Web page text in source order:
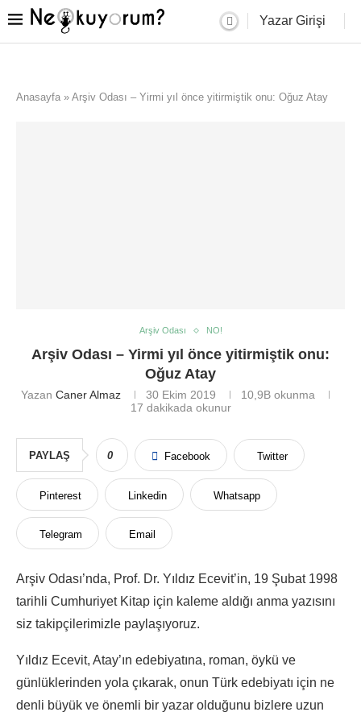
Yazar Girişi
Anasayfa » Arşiv Odası – Yirmi yıl önce yitirmiştik onu: Oğuz Atay
Arşiv Odası NO!
Arşiv Odası – Yirmi yıl önce yitirmiştik onu:
Oğuz Atay
Yazan Caner Almaz 30 Ekim 2019 10,9B okunma
17 dakikada okunur
PAYLAŞ 0 Facebook Twitter
Pinterest Linkedin Whatsapp
Telegram Email
Arşiv Odası’nda, Prof. Dr. Yıldız Ecevit’in, 19 Şubat 1998
tarihli Cumhuriyet Kitap için kaleme aldığı anma yazısını
siz takipçilerimizle paylaşıyoruz.
Yıldız Ecevit, Atay’ın edebiyatına, roman, öykü ve
günlüklerinden yola çıkarak, onun Türk edebiyatı için ne
denli büyük ve önemli bir yazar olduğunu bizlere uzun